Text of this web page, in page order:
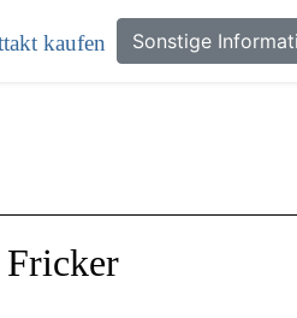
kaufen Sonstige